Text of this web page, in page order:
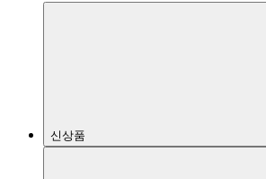
신상품